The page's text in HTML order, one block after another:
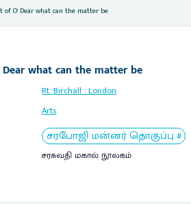
of O' Dear what can the matter be
what can the matter be
Rt. Birchall:London
Arts
சரபோஜி மன்னர் தொகுப்பு #
சரசுவதி மகால் நூலகம்